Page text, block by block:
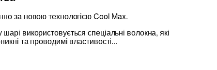
за новою технологією Cool Max.
використовується спеціальні волокна, які
та проводимі властивості...